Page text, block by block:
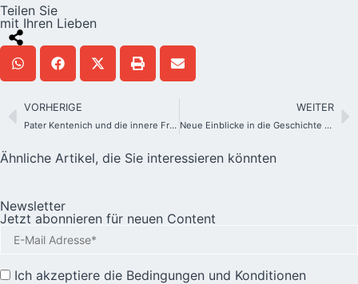
Teilen Sie
mit Ihren Lieben
VORHERIGE
Pater Kentenich und die innere Freiheit
WEITER
Neue Einblicke in die Geschichte der Schönstatt-Bewegung möglich
Ähnliche Artikel, die Sie interessieren könnten
Newsletter
Jetzt abonnieren für neuen Content
Ich akzeptiere die Bedingungen und Konditionen